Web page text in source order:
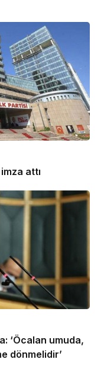
attı
‘Öcalan umuda,
dönmelidir’